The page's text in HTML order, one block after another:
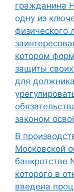
гражданина
одну из
физического
котором
защиты
для
законом
В
Московской
которого в
введена